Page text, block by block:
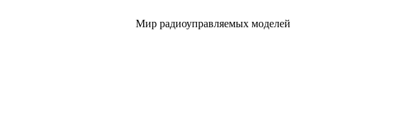
Мир радиоуправляемых моделей